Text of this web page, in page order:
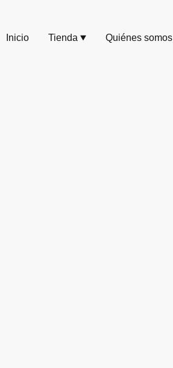
Inicio Tienda Quiénes somos